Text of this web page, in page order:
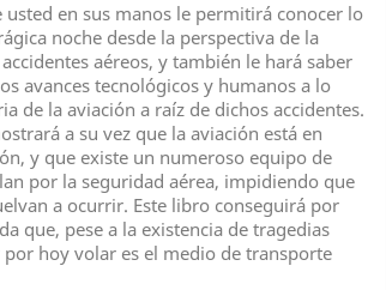
usted en sus manos le permitirá conocer lo
noche desde la perspectiva de la
aéreos, y también le hará saber
avances tecnológicos y humanos a lo
de la aviación a raíz de dichos accidentes.
a su vez que la aviación está en
y que existe un numeroso equipo de
por la seguridad aérea, impidiendo que
a ocurrir. Este libro conseguirá por
que, pese a la existencia de tragedias
por hoy volar es el medio de transporte